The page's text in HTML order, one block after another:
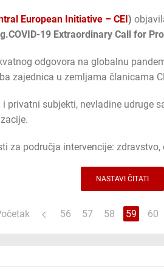
European Initiative – CEI )
19 Extraordinary Call for
odgovora na globalnu
zajednica u zemljama članicama
privatni subjekti, nevladine udruge
za područja intervencije:
NASTAVI ČITATI
56 57 58 59 60